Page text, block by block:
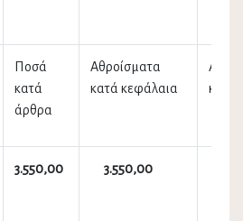
Ποσά
κατά
άρθρα
Αθροίσματα
κατά κεφάλαια
κατά
3.550,00 3.550,00